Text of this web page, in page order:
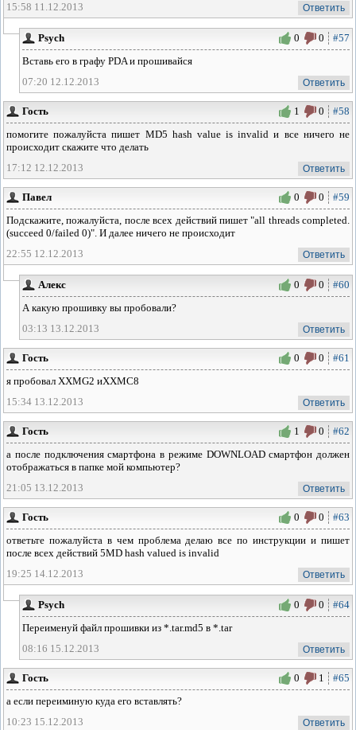
15:58 11.12.2013
Ответить
Psych #57
0
0
Вставь его в графу PDA и прошивайся
07:20 12.12.2013
Ответить
Гость #58
0
1
помогите пожалуйста пишет MD5 hash value is invalid и все ничего не
происходит скажите что делать
17:12 12.12.2013
Ответить
Павел #59
0
0
Подскажите, пожалуйста, после всех действий пишет "all threads completed.
(succeed 0/failed 0)". И далее ничего не происходит
22:55 12.12.2013
Ответить
Алекс #60
0
0
А какую прошивку вы пробовали?
03:13 13.12.2013
Ответить
Гость #61
0
0
я пробовал XXMG2 иXXMC8
15:34 13.12.2013
Ответить
Гость #62
0
1
а после подключения смартфона в режиме DOWNLOAD смартфон должен
отображаться в папке мой компьютер?
21:05 13.12.2013
Ответить
Гость #63
0
0
ответьте пожалуйста в чем проблема делаю все по инструкции и пишет
после всех действий 5MD hash valued is invalid
19:25 14.12.2013
Ответить
Psych #64
0
0
Переименуй файл прошивки из *.tar.md5 в *.tar
08:16 15.12.2013
Ответить
Гость #65
1
0
а если переиминую куда его вставлять?
10:23 15.12.2013
Ответить